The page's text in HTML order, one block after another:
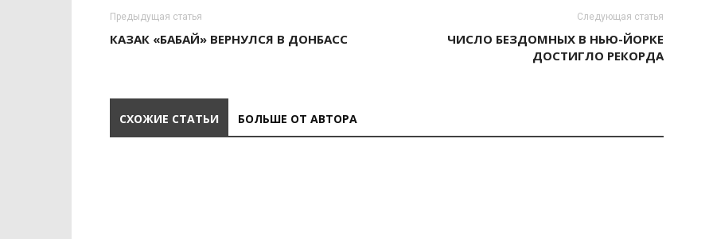
Предыдущая статья
КАЗАК «БАБАЙ» ВЕРНУЛСЯ В ДОНБАСС
Следующая статья
ЧИСЛО БЕЗДОМНЫХ В НЬЮ-ЙОРКЕ
ДОСТИГЛО РЕКОРДА
СХОЖИЕ СТАТЬИ БОЛЬШЕ ОТ АВТОРА